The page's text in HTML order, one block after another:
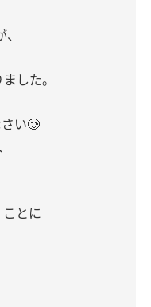
した。
い🥲
とに